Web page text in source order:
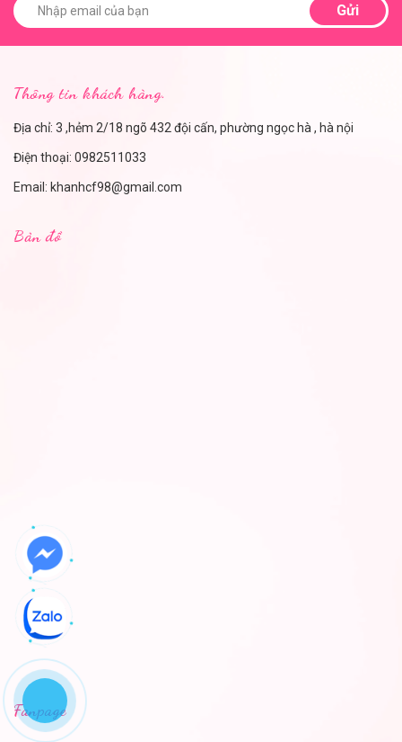
Gửi
Thông tin khách hàng.
Địa chỉ: 3 ,hẻm 2/18 ngõ 432 đội cấn, phường ngọc hà , hà nội
Điện thoại: 0982511033
Email: khanhcf98@gmail.com
Bản đồ
Fanpage